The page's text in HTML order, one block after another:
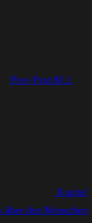
Prev Post M.J.
Kapitel
den Menschen